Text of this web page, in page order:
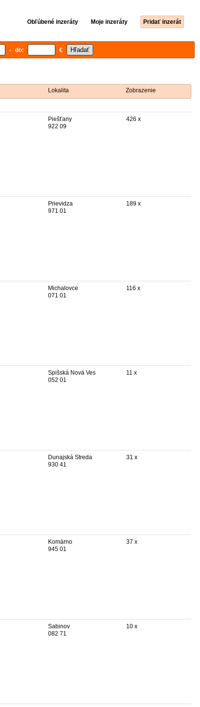
Obľúbené inzeráty Moje inzeráty Pridať inzerát
- do: €
Lokalita Zobrazenie
Piešťany
922 09
426 x
Prievidza
971 01
189 x
Michalovce
071 01
116 x
Spišská Nová Ves
052 01
11 x
Dunajská Streda
930 41
31 x
Komárno
945 01
37 x
Sabinov
082 71
10 x